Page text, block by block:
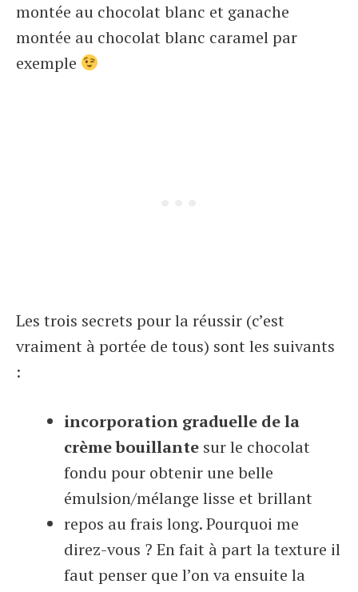
montée au chocolat blanc et ganache
montée au chocolat blanc caramel par
exemple
Les trois secrets pour la réussir (c’est
vraiment à portée de tous) sont les suivants
:
incorporation graduelle de la
crème bouillante sur le chocolat
fondu pour obtenir une belle
émulsion/mélange lisse et brillant
repos au frais long. Pourquoi me
direz-vous ? En fait à part la texture il
faut penser que l’on va ensuite la